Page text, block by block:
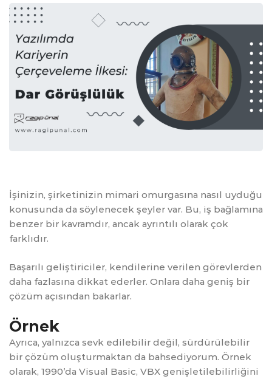
İşinizin, şirketinizin mimari omurgasına nasıl uyduğu
konusunda da söylenecek şeyler var. Bu, iş bağlamına
benzer bir kavramdır, ancak ayrıntılı olarak çok
farklıdır.
Başarılı geliştiriciler, kendilerine verilen görevlerden
daha fazlasına dikkat ederler. Onlara daha geniş bir
çözüm açısından bakarlar.
Örnek
Ayrıca, yalnızca sevk edilebilir değil, sürdürülebilir
bir çözüm oluşturmaktan da bahsediyorum. Örnek
olarak, 1990’da Visual Basic, VBX genişletilebilirliğini